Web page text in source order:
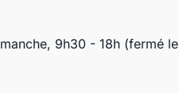
9h30 - 18h (fermé le